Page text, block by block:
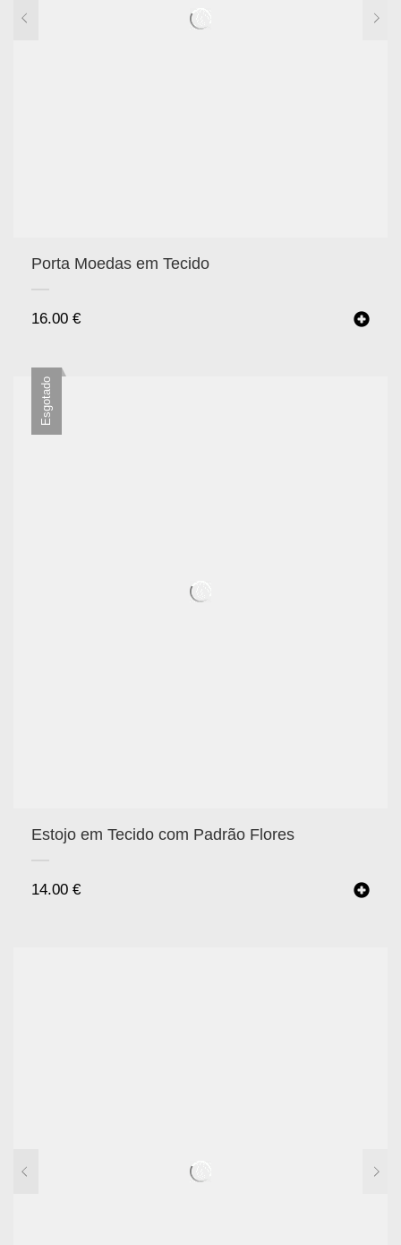
Porta Moedas em Tecido
16.00 €
Esgotado
Estojo em Tecido com Padrão Flores
14.00 €